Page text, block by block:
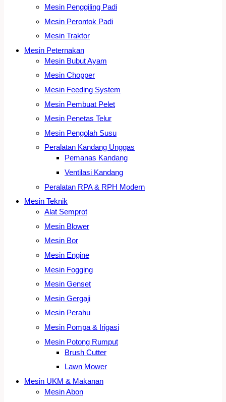
Mesin Penggiling Padi
Mesin Perontok Padi
Mesin Traktor
Mesin Peternakan
Mesin Bubut Ayam
Mesin Chopper
Mesin Feeding System
Mesin Pembuat Pelet
Mesin Penetas Telur
Mesin Pengolah Susu
Peralatan Kandang Unggas
Pemanas Kandang
Ventilasi Kandang
Peralatan RPA & RPH Modern
Mesin Teknik
Alat Semprot
Mesin Blower
Mesin Bor
Mesin Engine
Mesin Fogging
Mesin Genset
Mesin Gergaji
Mesin Perahu
Mesin Pompa & Irigasi
Mesin Potong Rumput
Brush Cutter
Lawn Mower
Mesin UKM & Makanan
Mesin Abon